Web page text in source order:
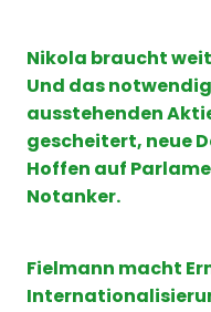
Nikola braucht
Und das
ausstehenden
gescheitert, neue
Hoffen auf
Notanker.
Fielmann macht